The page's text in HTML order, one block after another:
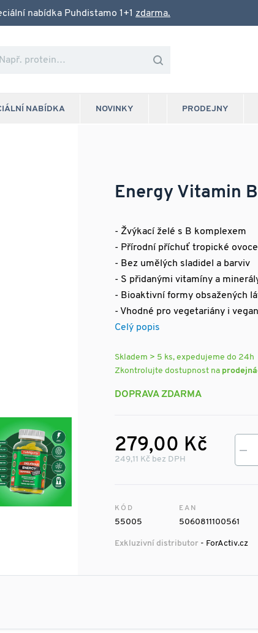
nabídka Puhdistamo 1+1 zdarma.
NABÍDKA NOVINKY PRODEJNY
Energy Vitamin
- Žvýkací želé s B komplexem
- Přírodní příchuť tropické ovoce
- Bez umělých sladidel a barviv
- S přidanými vitamíny a
- Bioaktivní formy obsažených
- Vhodné pro vegetariány i
Celý popis
Skladem > 5 ks, expedujeme do 24h
Zkontrolujte dostupnost na
DOPRAVA ZDARMA
279,00 Kč
249,11 Kč bez DPH
KÓD
55005
EAN
5060811100561
Exkluzivní distributor - ForActiv.cz